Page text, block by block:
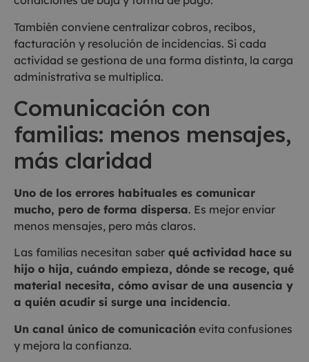
También conviene centralizar cobros, recibos,
facturación y resolución de incidencias. Si cada
actividad se gestiona de una forma distinta, la carga
administrativa se multiplica.
Comunicación con
familias: menos mensajes,
más claridad
Uno de los errores habituales es comunicar
mucho, pero de forma dispersa. Es mejor enviar
menos mensajes, pero más claros.
Las familias necesitan saber qué actividad hace su
hijo o hija, cuándo empieza, dónde se recoge, qué
material necesita, cómo avisar de una ausencia y
a quién acudir si surge una incidencia.
Un canal único de comunicación evita confusiones
y mejora la confianza.